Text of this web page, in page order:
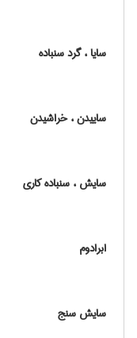
سایا ، گرد سنباده
ساییدن ، خراشیدن
سایش ، سنباده کاری
ابرادوم
سایش سنج